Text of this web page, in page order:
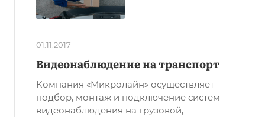
01.11.2017
Видеонаблюдение на транспорт
Компания «Микролайн» осуществляет
подбор, монтаж и подключение систем
видеонаблюдения на грузовой,